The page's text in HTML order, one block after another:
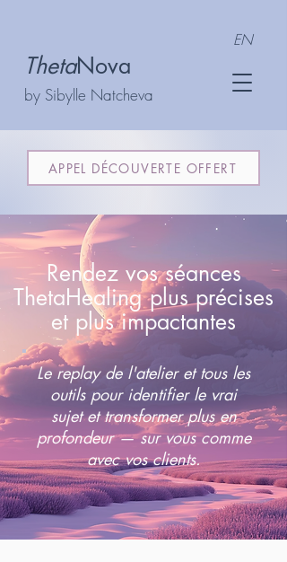
EN
ThetaNova
by Sibylle Natcheva
APPEL DÉCOUVERTE OFFERT
Rendez vos séances
ThetaHealing plus précises
et plus impactantes
Le replay de l'atelier et tous les
outils pour identifier le vrai
sujet et transformer plus en
profondeur — sur vous comme
avec vos clients.